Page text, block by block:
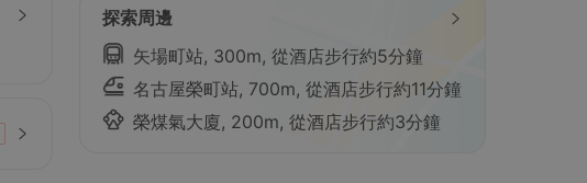
探索周邊
矢場町站, 300m, 從酒店步行約5分鐘
名古屋榮町站, 700m, 從酒店步行約11分鐘
榮煤氣大廈, 200m, 從酒店步行約3分鐘